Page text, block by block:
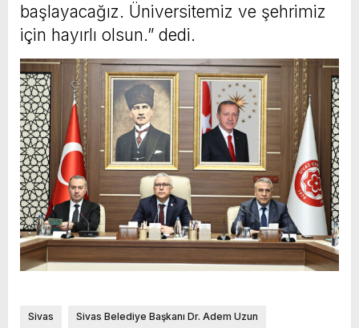
başlayacağız. Üniversitemiz ve şehrimiz
için hayırlı olsun.” dedi.
Sivas Sivas Belediye Başkanı Dr. Adem Uzun